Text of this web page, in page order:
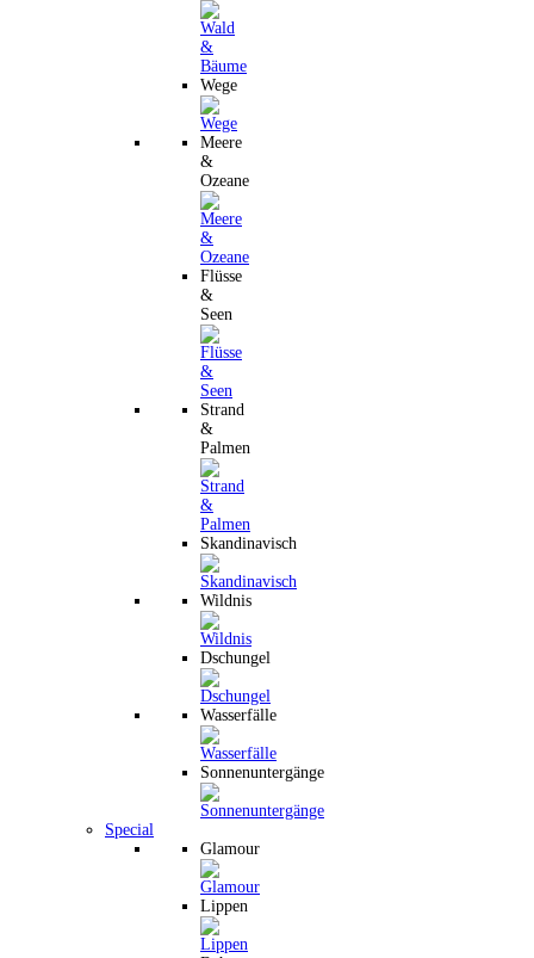
Wege
Meere
&
Ozeane
Flüsse
&
Seen
Strand
&
Palmen
Skandinavisch
Wildnis
Dschungel
Wasserfälle
Sonnenuntergänge
Special
Glamour
Lippen